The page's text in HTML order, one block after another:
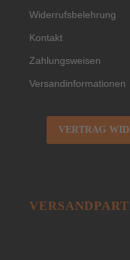
Widerrufsbelehrung
Kontakt
Zahlungsweisen
Versandinformationen
VERTRAG